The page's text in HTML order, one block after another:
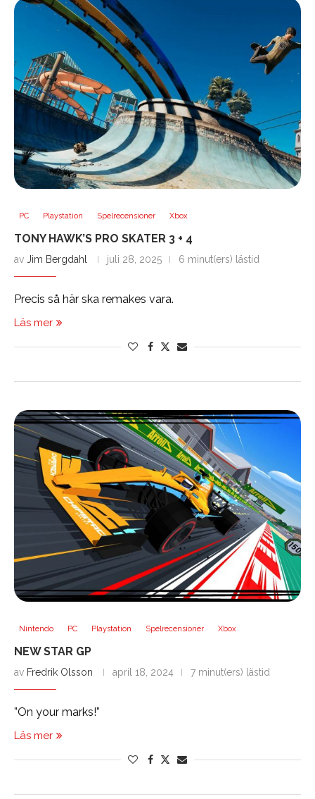
PC Playstation Spelrecensioner Xbox
TONY HAWK’S PRO SKATER 3 + 4
av Jim Bergdahl juli 28, 2025 6 minut(ers) lästid
Precis så här ska remakes vara.
Läs mer
Nintendo PC Playstation Spelrecensioner Xbox
NEW STAR GP
av Fredrik Olsson april 18, 2024 7 minut(ers) lästid
”On your marks!”
Läs mer